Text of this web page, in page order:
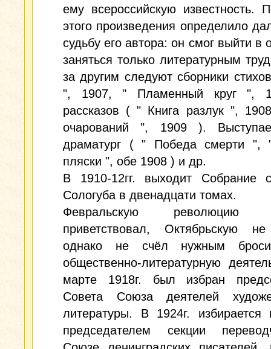
ему всероссийскую известность.
этого произведения определило
судьбу его автора: он смог выйти в
заняться только литературным
за другим следуют сборники
", 1907, " Пламенный круг ",
рассказов ( " Книга разлук ",
очарований ", 1909 ).
драматург ( " Победа смерти ",
пляски ", обе 1908 ) и др.
В 1910-12гг. выходит Собрание
Сологуба в двенадцати томах.
Февральскую революцию
приветствовал, Октябрьскую
однако не счёл нужным
общественно-литературную
марте 1918г. был избран
Совета Союза деятелей
литературы. В 1924г. избирается
председателем секции